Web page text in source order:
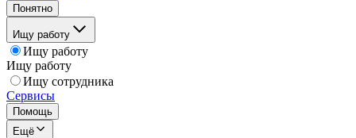
Понятно
Ищу работу
Ищу работу
Ищу работу
Ищу сотрудника
Сервисы
Помощь
Ещё